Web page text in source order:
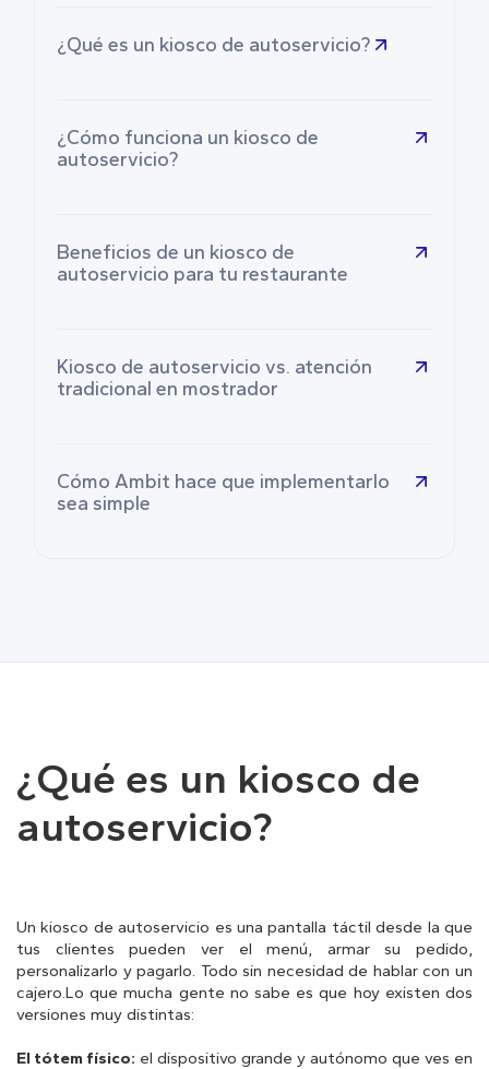
¿Qué es un kiosco de autoservicio?
¿Cómo funciona un kiosco de
autoservicio?
Beneficios de un kiosco de
autoservicio para tu restaurante
Kiosco de autoservicio vs. atención
tradicional en mostrador
Cómo Ambit hace que implementarlo
sea simple
¿Qué es un kiosco de
autoservicio?
Un kiosco de autoservicio es una pantalla táctil desde la que
tus clientes pueden ver el menú, armar su pedido,
personalizarlo y pagarlo. Todo sin necesidad de hablar con un
cajero.Lo que mucha gente no sabe es que hoy existen dos
versiones muy distintas:
El tótem físico: el dispositivo grande y autónomo que ves en